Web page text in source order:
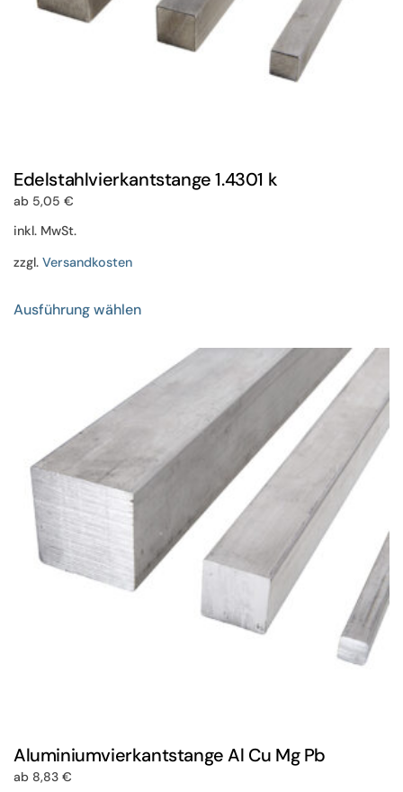
werden
Edelstahlvierkantstange 1.4301 k
ab 5,05 €
inkl. MwSt.
zzgl. Versandkosten
Ausführung wählenProdukt
mehrere
Varianten
Optionen
können
auf
Produktseite
gewählt
werden
Aluminiumvierkantstange Al Cu Mg Pb
ab 8,83 €